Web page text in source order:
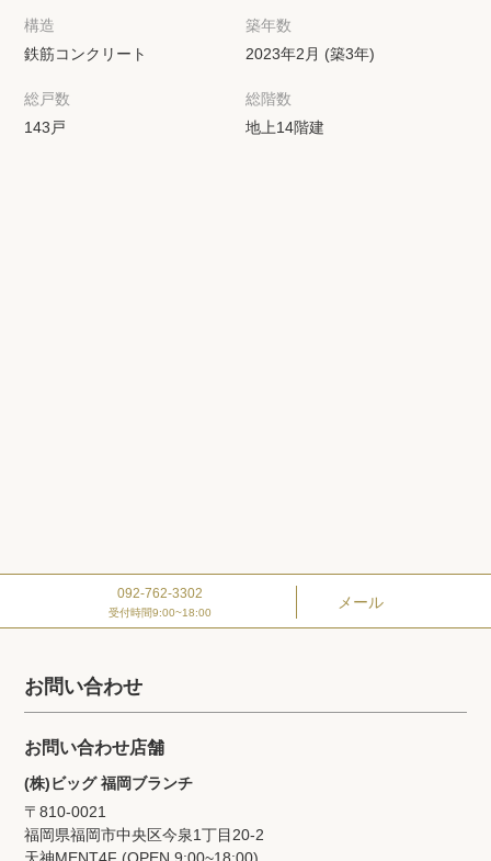
構造
鉄筋コンクリート
築年数
2023年2月 (築3年)
総戸数
143戸
総階数
地上14階建
092-762-3302
受付時間9:00~18:00
メール
お問い合わせ
お問い合わせ店舗
(株)ビッグ 福岡ブランチ
〒810-0021
福岡県福岡市中央区今泉1丁目20‐2
天神MENT4F (OPEN 9:00~18:00)